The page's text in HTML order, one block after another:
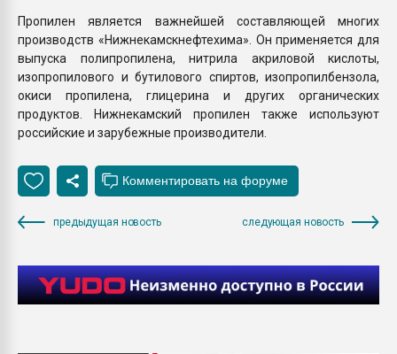
Пропилен является важнейшей составляющей многих
производств «Нижнекамскнефтехима». Он применяется для
выпуска полипропилена, нитрила акриловой кислоты,
изопропилового и бутилового спиртов, изопропилбензола,
окиси пропилена, глицерина и других органических
продуктов. Нижнекамский пропилен также используют
российские и зарубежные производители.
предыдущая новость следующая новость